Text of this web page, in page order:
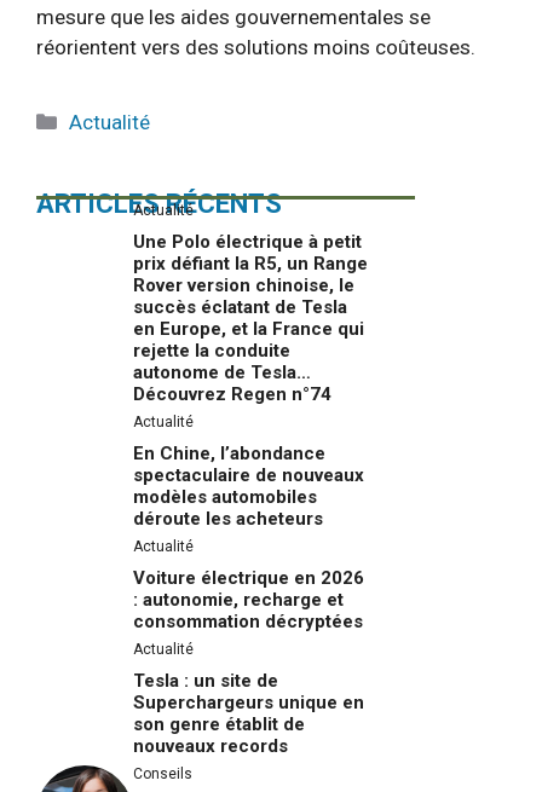
mesure que les aides gouvernementales se
réorientent vers des solutions moins coûteuses.
Catégories
Actualité
ARTICLES RÉCENTS
Actualité
Une Polo électrique à petit
prix défiant la R5, un Range
Rover version chinoise, le
succès éclatant de Tesla
en Europe, et la France qui
rejette la conduite
autonome de Tesla…
Découvrez Regen n°74
Actualité
En Chine, l’abondance
spectaculaire de nouveaux
modèles automobiles
déroute les acheteurs
Actualité
Voiture électrique en 2026
: autonomie, recharge et
consommation décryptées
Actualité
Tesla : un site de
Superchargeurs unique en
son genre établit de
nouveaux records
Conseils